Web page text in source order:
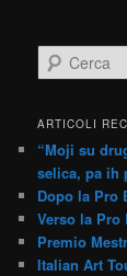
e
c
ARTICOLI
“Moji su
selica, pa ih
Dopo la Pro
Verso la Pro
Premio
Italian Art